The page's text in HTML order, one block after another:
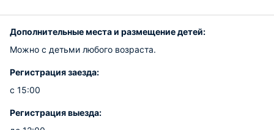
Дополнительные места и размещение детей:
Можно с детьми любого возраста.
Регистрация заезда:
с 15:00
Регистрация выезда: